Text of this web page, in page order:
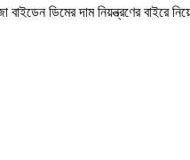
ডিমের দাম নিয়ন্ত্রণের বাইরে